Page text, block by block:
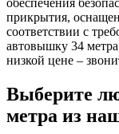
прикрытия,
соответствии с
автовышку 34
низкой цене –
Выберите
метра из